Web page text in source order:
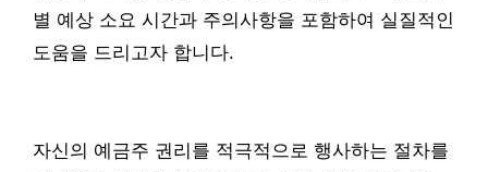
별 예상 소요 시간과 주의사항을 포함하여 실질적인
도움을 드리고자 합니다.
자신의 예금주 권리를 적극적으로 행사하는 절차를